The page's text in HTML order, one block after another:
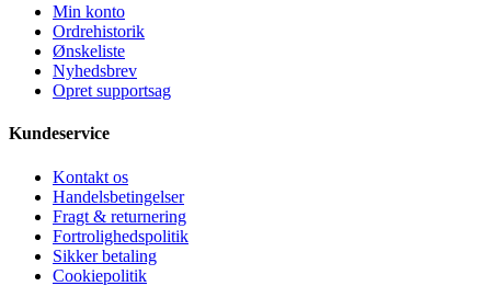
Min konto
Ordrehistorik
Ønskeliste
Nyhedsbrev
Opret supportsag
Kundeservice
Kontakt os
Handelsbetingelser
Fragt & returnering
Fortrolighedspolitik
Sikker betaling
Cookiepolitik